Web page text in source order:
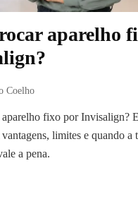
aparelho
Coelho
fixo por Invisalign?
limites e quando a
a pena.